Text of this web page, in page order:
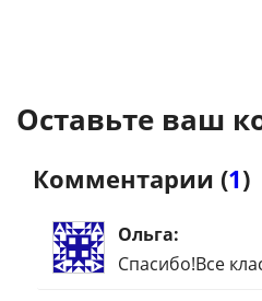
Оставьте ваш
Комментарии (1)
Ольга
Спасибо!Все